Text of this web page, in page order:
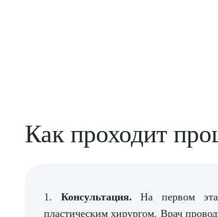
Как проходит
1. Консультация.На первом
пластическим хирургом. Врач